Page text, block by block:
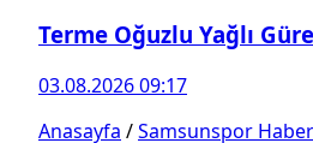
Terme Oğuzlu Yağlı
03.08.2026 09:17
Anasayfa /Samsunspor